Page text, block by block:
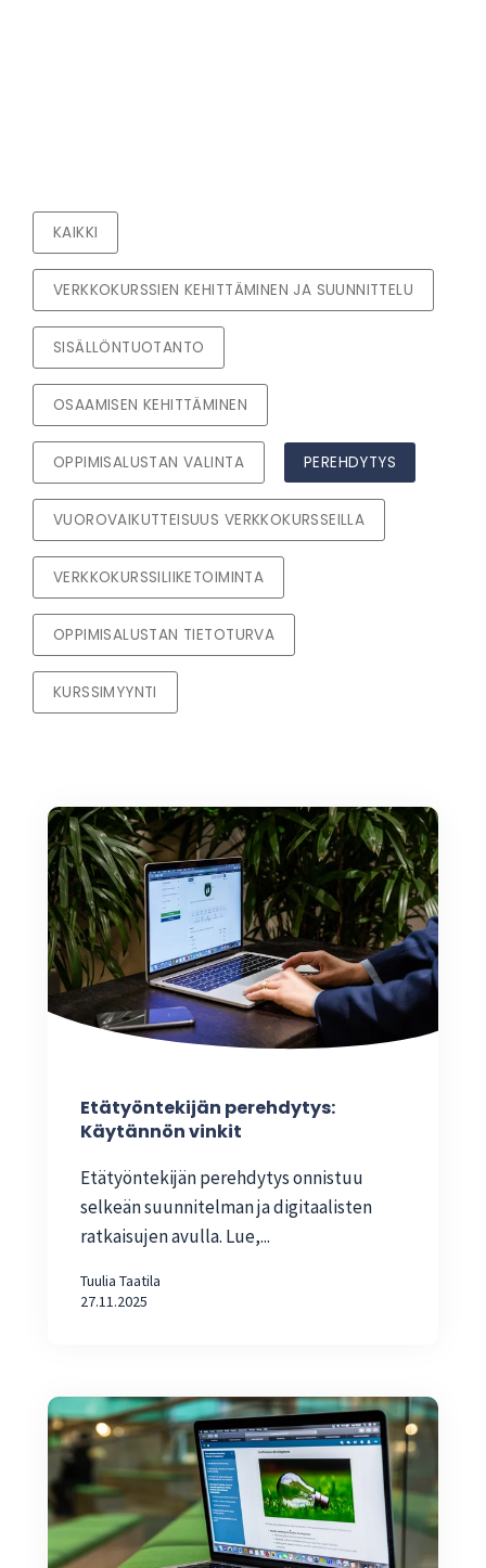
KAIKKI
VERKKOKURSSIEN KEHITTÄMINEN JA SUUNNITTELU
SISÄLLÖNTUOTANTO
OSAAMISEN KEHITTÄMINEN
OPPIMISALUSTAN VALINTA PEREHDYTYS
VUOROVAIKUTTEISUUS VERKKOKURSSEILLA
VERKKOKURSSILIIKETOIMINTA
OPPIMISALUSTAN TIETOTURVA
KURSSIMYYNTI
Etätyöntekijän perehdytys:
Käytännön vinkit
Etätyöntekijän perehdytys onnistuu
selkeän suunnitelman ja digitaalisten
ratkaisujen avulla. Lue,...
Tuulia Taatila
27.11.2025